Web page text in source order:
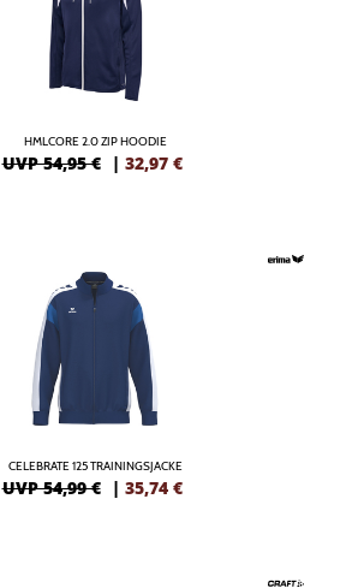
HMLCORE 2.0 ZIP HOODIE
UVP 54,95 € | 32,97 €
CELEBRATE 125 TRAININGSJACKE
UVP 54,99 € | 35,74 €